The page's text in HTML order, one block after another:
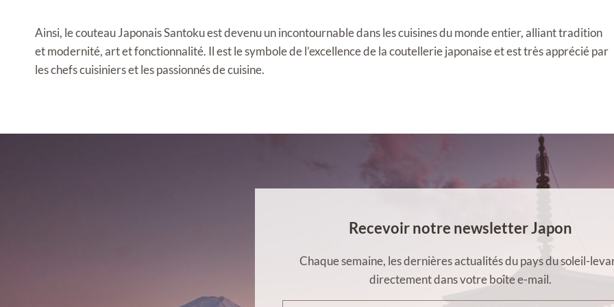
Ainsi, le couteau Japonais Santoku est devenu un incontournable dans les cuisines du monde entier, alliant tradition
et modernité, art et fonctionnalité. Il est le symbole de l’excellence de la coutellerie japonaise et est très apprécié par
les chefs cuisiniers et les passionnés de cuisine.
Recevoir notre newsletter Japon
Chaque semaine, les dernières actualités du pays du soleil-
directement dans votre boîte e-mail.